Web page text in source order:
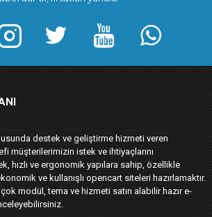
destek ve geliştirme hizmeti veren
müşterilerimizin istek ve ihtiyaçlarını
hızlı ve ergonomik yapılara sahip, özellikle
ve kullanışlı opencart siteleri hazırlamaktır.
modül, tema ve hizmeti satın alabilir hazır e-